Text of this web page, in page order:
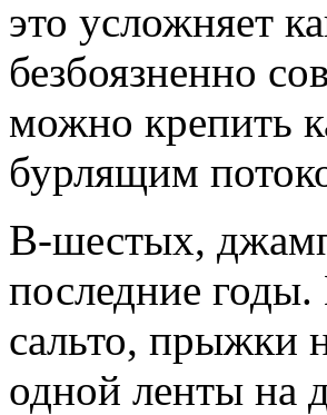
это усложняет
безбоязненно
можно крепить
бурлящим
В-шестых,
последние годы.
сальто, прыжки
одной ленты на